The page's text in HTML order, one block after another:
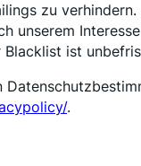
zu
unserem
Blacklist ist
.